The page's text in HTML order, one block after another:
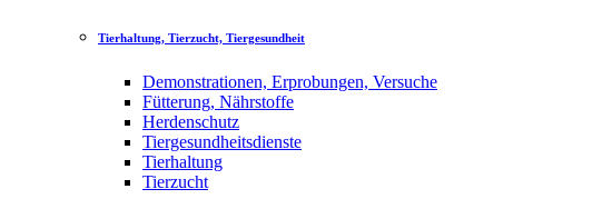
Tierhaltung, Tierzucht, Tiergesundheit
Demonstrationen, Erprobungen, Versuche
Fütterung, Nährstoffe
Herdenschutz
Tiergesundheitsdienste
Tierhaltung
Tierzucht